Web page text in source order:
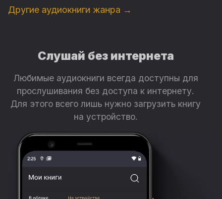
Другие аудиокниги жанра →
Слушай без интернета
Любимые аудиокниги всегда доступны для
прослушивания без доступа к интернету.
Для этого всего лишь нужно загрузить книгу
на устройство.